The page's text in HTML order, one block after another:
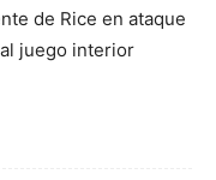
de Rice en ataque
juego interior